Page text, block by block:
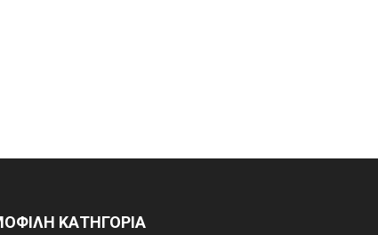
ΚΑΤΗΓΟΡΙΑ